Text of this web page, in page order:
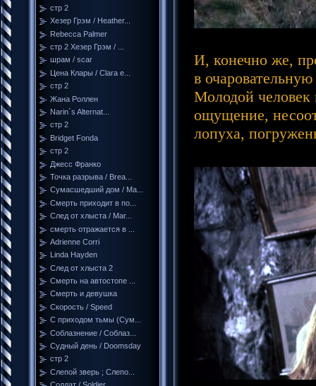
стр 2
Хезер Грэм / Heather...
Rebecca Palmer
стр 2 Хезер Грэм / ...
шрам / scar
Цена Клары / Clara e...
стр 2
Жана Роллен
Narin`s Alternat...
стр 2
Bridget Fonda
стр 2
Джесс Франко
Точка разрыва / Brea...
Сумасшедший дом / Ma...
Смерть приходит в по...
След от хлыста / Mar...
смерть отражается в ...
Adrienne Corri
Linda Hayden
След от хлыста 2
Смерть на автостопе ...
Смерть и девушка
Скорость / Speed
С приходом тьмы (Сум...
Соблазнение / Соблаз...
Судный день / Doomsday
стр 2
Слепой зверь ; Слепо...
И, конечно же,
в
Молодой человек
ощущение,
лопуха,